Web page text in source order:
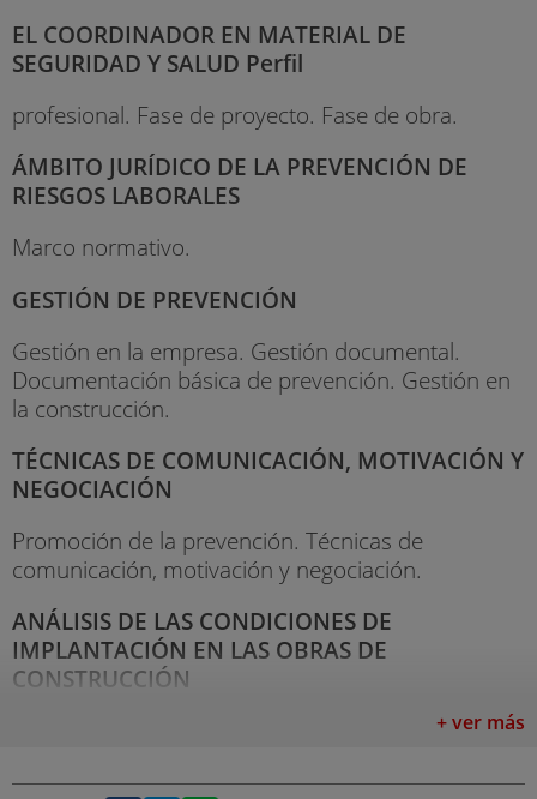
EL COORDINADOR EN MATERIAL DE
SEGURIDAD Y SALUD Perfil
profesional. Fase de proyecto. Fase de obra.
ÁMBITO JURÍDICO DE LA PREVENCIÓN DE
RIESGOS LABORALES
Marco normativo.
GESTIÓN DE PREVENCIÓN
Gestión en la empresa. Gestión documental.
Documentación básica de prevención. Gestión en
la construcción.
TÉCNICAS DE COMUNICACIÓN, MOTIVACIÓN Y
NEGOCIACIÓN
Promoción de la prevención. Técnicas de
comunicación, motivación y negociación.
ANÁLISIS DE LAS CONDICIONES DE
IMPLANTACIÓN EN LAS OBRAS DE
CONSTRUCCIÓN
Riesgos y medidas preventivas. Instalaciones y sus
especiales.
+ ver más